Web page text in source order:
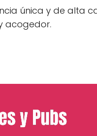
única y de alta
acogedor.